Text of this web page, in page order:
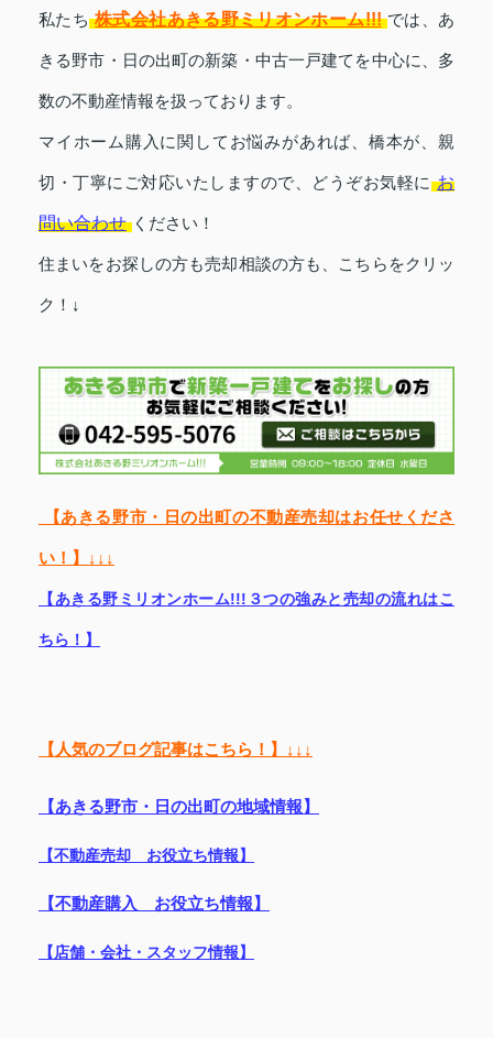
私たち 株式会社あきる野ミリオンホーム!!! では、あ
きる野市・日の出町の新築・中古一戸建てを中心に、多
数の不動産情報を扱っております。
マイホーム購入に関してお悩みがあれば、橋本が、親
切・丁寧にご対応いたしますので、どうぞお気軽に お
問い合わせ ください！
住まいをお探しの方も売却相談の方も、こちらをクリッ
ク！↓
【あきる野市・日の出町の不動産売却はお任せくださ
い！】↓↓↓
【あきる野ミリオンホーム!!!３つの強みと売却の流れはこ
ちら！】
【人気のブログ記事はこちら！】↓↓↓
【あきる野市・日の出町の地域情報】
【不動産売却 お役立ち情報】
【不動産購入 お役立ち情報】
【店舗・会社・スタッフ情報】